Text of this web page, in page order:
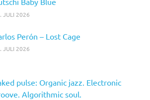
JULI 2026
Perón – Lost Cage
JULI 2026
pulse: Organic jazz. Electronic
Algorithmic soul.